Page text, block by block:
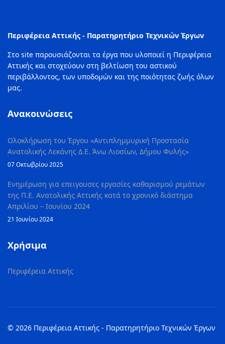
Περιφέρεια Αττικής - Παρατηρητήριο Τεχνικών Έργων
Στο site παρουσιάζονται τα έργα που υλοποιεί η Περιφέρεια
Αττικής και στοχεύουν στη βελτίωση του αστικού
περιβάλλοντος, των υποδομών και της ποιότητας ζωής όλων
μας.
Ανακοινώσεις
Ολοκλήρωση του Έργου «Αντιπλημμυρική Προστασία
Ανατολικής Λεκάνης Δ.Ε. Άνω Λιοσίων, Δήμου Φυλής»
07 Οκτωβρίου 2025
Ενημέρωση για επειγουσες εργασίες καθαρισμού ρεμάτων
της Π.Ε. Ανατολικής Αττικής κατά το χρονικό διάστημα
Απριλίου – Ιουνίου 2024
21 Ιουνίου 2024
Χρήσιμα
Περιφέρεια Αττικής
© 2026 Περιφέρεια Αττικής - Παρατηρητήριο Τεχνικών Έργων